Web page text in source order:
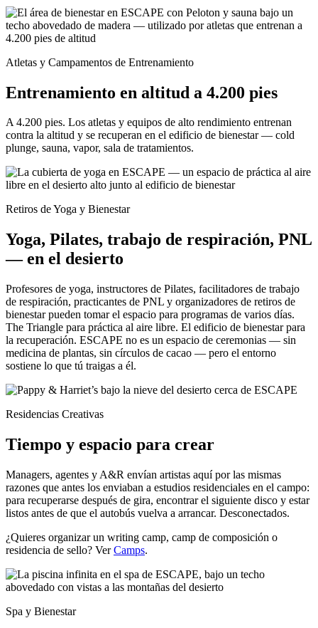
Atletas y Campamentos de Entrenamiento
Entrenamiento en altitud a 4.200 pies
A 4.200 pies. Los atletas y equipos de alto rendimiento entrenan
contra la altitud y se recuperan en el edificio de bienestar — cold
plunge, sauna, vapor, sala de tratamientos.
Retiros de Yoga y Bienestar
Yoga, Pilates, trabajo de respiración, PNL
— en el desierto
Profesores de yoga, instructores de Pilates, facilitadores de trabajo
de respiración, practicantes de PNL y organizadores de retiros de
bienestar pueden tomar el espacio para programas de varios días.
The Triangle para práctica al aire libre. El edificio de bienestar para
la recuperación. ESCAPE no es un espacio de ceremonias — sin
medicina de plantas, sin círculos de cacao — pero el entorno
sostiene lo que tú traigas a él.
Residencias Creativas
Tiempo y espacio para crear
Managers, agentes y A&R envían artistas aquí por las mismas
razones que antes los enviaban a estudios residenciales en el campo:
para recuperarse después de gira, encontrar el siguiente disco y estar
listos antes de que el autobús vuelva a arrancar. Desconectados.
¿Quieres organizar un writing camp, camp de composición o
residencia de sello? VerCamps.
Spa y Bienestar